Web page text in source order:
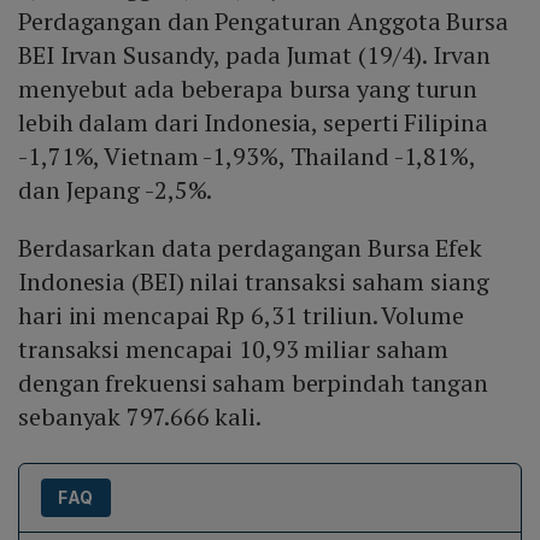
Perdagangan dan Pengaturan Anggota Bursa
BEI Irvan Susandy, pada Jumat (19/4). Irvan
menyebut ada beberapa bursa yang turun
lebih dalam dari Indonesia, seperti Filipina
-1,71%, Vietnam -1,93%, Thailand -1,81%,
dan Jepang -2,5%.
Berdasarkan data perdagangan Bursa Efek
Indonesia (BEI) nilai transaksi saham siang
hari ini mencapai Rp 6,31 triliun. Volume
transaksi mencapai 10,93 miliar saham
dengan frekuensi saham berpindah tangan
sebanyak 797.666 kali.
FAQ